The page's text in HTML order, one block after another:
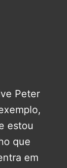
Peter
estou
que
em